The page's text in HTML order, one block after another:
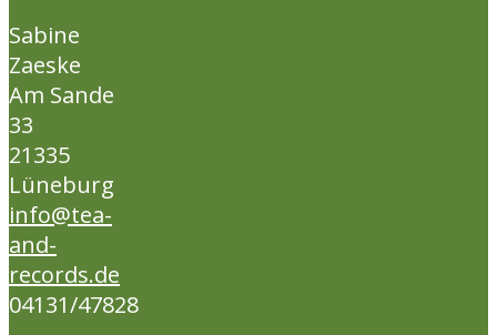
Sabine
Zaeske
Am Sande
33
21335
Lüneburg
info@tea-
and-
records.de
04131/47828